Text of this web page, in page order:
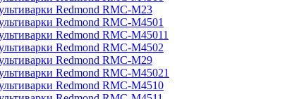
Redmond RMC-M23
Redmond RMC-M4501
Redmond RMC-M45011
Redmond RMC-M4502
Redmond RMC-M29
Redmond RMC-M45021
Redmond RMC-M4510